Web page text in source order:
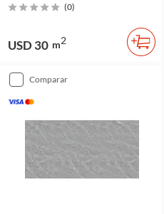
(0)
USD 30 m2
comparar